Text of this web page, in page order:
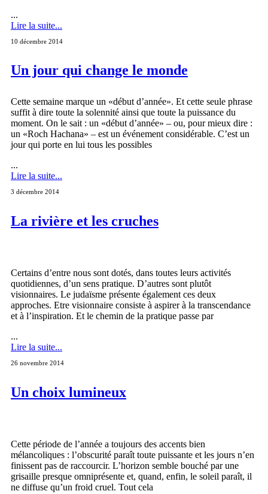
...
Lire la suite...
10 décembre 2014
Un jour qui change le monde
Cette semaine marque un «début d’année». Et cette seule phrase
suffit à dire toute la solennité ainsi que toute la puissance du
moment. On le sait : un «début d’année» – ou, pour mieux dire :
un «Roch Hachana» – est un événement considérable. C’est un
jour qui porte en lui tous les possibles
...
Lire la suite...
3 décembre 2014
La rivière et les cruches
Certains d’entre nous sont dotés, dans toutes leurs activités
quotidiennes, d’un sens pratique. D’autres sont plutôt
visionnaires. Le judaïsme présente également ces deux
approches. Etre visionnaire consiste à aspirer à la transcendance
et à l’inspiration. Et le chemin de la pratique passe par
...
Lire la suite...
26 novembre 2014
Un choix lumineux
Cette période de l’année a toujours des accents bien
mélancoliques : l’obscurité paraît toute puissante et les jours n’en
finissent pas de raccourcir. L’horizon semble bouché par une
grisaille presque omniprésente et, quand, enfin, le soleil paraît, il
ne diffuse qu’un froid cruel. Tout cela